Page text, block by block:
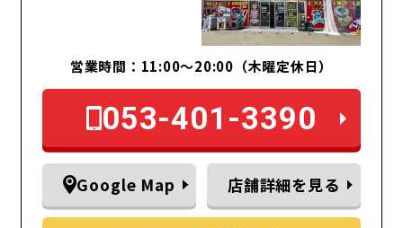
営業時間：11:00～20:00（木曜定休日）
053-401-3390
Google Map 店舗詳細を見る